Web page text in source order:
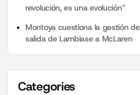
revolución, es una evolución”
Montoya cuestiona la gestión
salida de Lambiase a McLaren
Categories